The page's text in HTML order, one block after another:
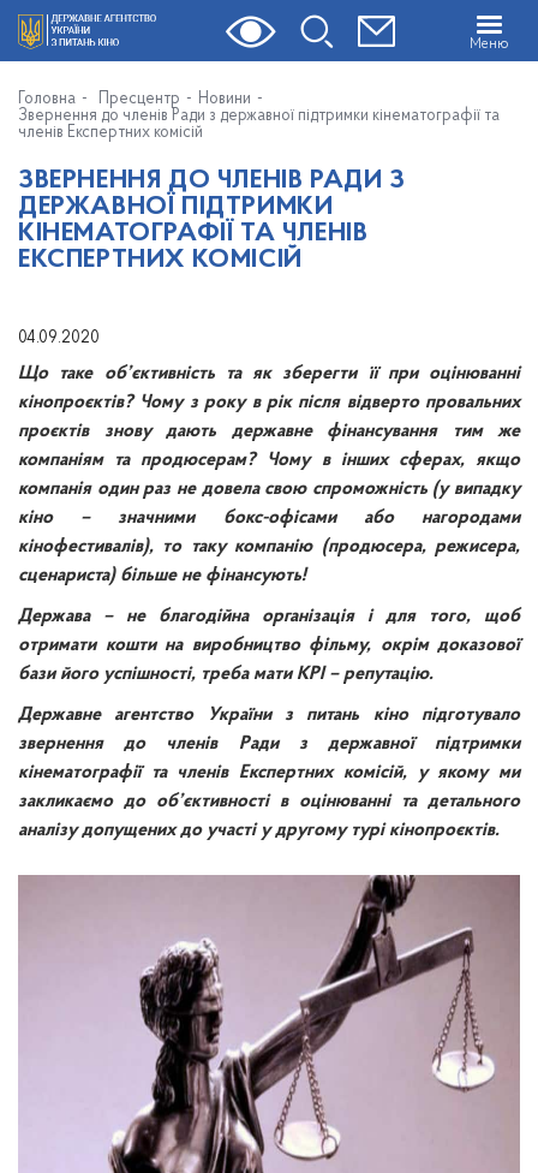
Меню
Головна Пресцентр
Новини
Звернення до членів Ради з державної підтримки кінематографії та
членів Експертних комісій
ЗВЕРНЕННЯ ДО ЧЛЕНІВ РАДИ З
ДЕРЖАВНОЇ ПІДТРИМКИ
КІНЕМАТОГРАФІЇ ТА ЧЛЕНІВ
ЕКСПЕРТНИХ КОМІСІЙ
04.09.2020
Що таке об’єктивність та як зберегти її при оцінюванні
кінопроєктів? Чому з року в рік після відверто провальних
проєктів знову дають державне фінансування тим же
компаніям та продюсерам? Чому в інших сферах, якщо
компанія один раз не довела свою спроможність (у випадку
кіно – значними бокс-офісами або нагородами
кінофестивалів), то таку компанію (продюсера, режисера,
сценариста) більше не фінансують!
Держава – не благодійна організація і для того, щоб
отримати кошти на виробництво фільму, окрім доказової
бази його успішності, треба мати KPI – репутацію.
Державне агентство України з питань кіно підготувало
звернення до членів Ради з державної підтримки
кінематографії та членів Експертних комісій, у якому ми
закликаємо до об’єктивності в оцінюванні та детального
аналізу допущених до участі у другому турі кінопроєктів.